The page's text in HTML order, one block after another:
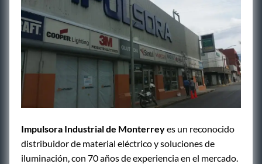
Impulsora Industrial de Monterreyes un reconocido
distribuidor de material eléctrico y soluciones de
iluminación, con 70 años de experiencia en el mercado.